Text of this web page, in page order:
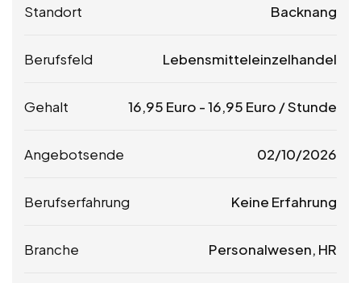
Standort Backnang
Berufsfeld Lebensmitteleinzelhandel
Gehalt 16,95 Euro -16,95 Euro / Stunde
Angebotsende 02/10/2026
Berufserfahrung Keine Erfahrung
Branche Personalwesen, HR